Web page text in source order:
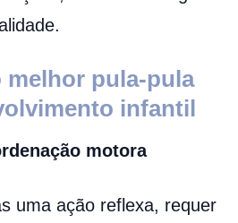
pula-pula
infantil
motora
uma ação reflexa, requer